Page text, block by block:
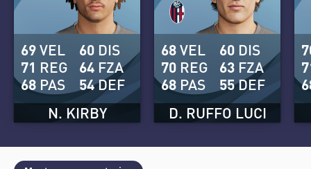
N. KIRBY
69VEL
71 REG
68 PAS
60 DIS
64 FZA
54DEF
D. RUFFO LUCI
68VEL
70 REG
68 PAS
60 DIS
63 FZA
55DEF